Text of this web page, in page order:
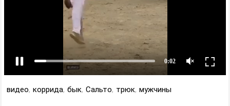
видео, коррида, бык, Сальто, трюк, мужчины